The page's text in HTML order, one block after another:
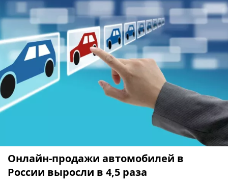
Онлайн-продажи автомобилей в
России выросли в 4,5 раза